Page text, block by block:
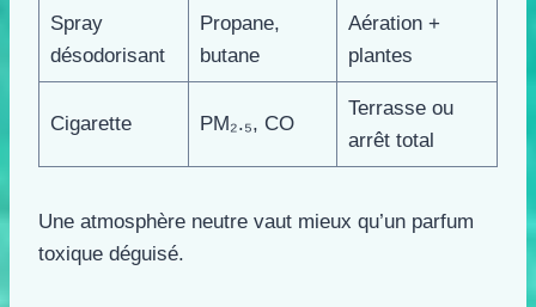
Spray
désodorisant
Propane,
butane
Aération +
plantes
Cigarette PM₂.₅, CO
Terrasse ou
arrêt total
Une atmosphère neutre vaut mieux qu’un parfum
toxique déguisé.